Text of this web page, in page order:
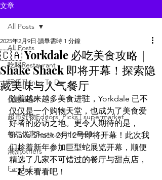
文章
All Posts
吃喝Restaurant
玩乐Things To Do
优惠deal
超市好物Editors' Picks | supermarket
餐厅优惠Restaurant's Deals
潮流others
Family Fun
All Posts
🇨🇦 Yorkdale 必吃美食攻略｜
Shake Shack 即将开幕！探索隐
藏美味与人气餐厅
2025年2月9日 讀畢需時 1 分鐘
随着越来越多美食进驻，Yorkdale 已不
仅仅是一个购物天堂，也成为了美食爱
好者的必访之地。更令人期待的是，
Shake Shack 2月12号即将开幕！此次我
们趁着新年参加巨型蛇展览开幕，顺便
精选了几家不可错过的餐厅与甜点店，
一起来看看吧！